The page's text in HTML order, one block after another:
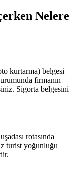
Nelere
kurtarma) belgesi
firmanın
Sigorta belgesini
rotasında
turist yoğunluğu